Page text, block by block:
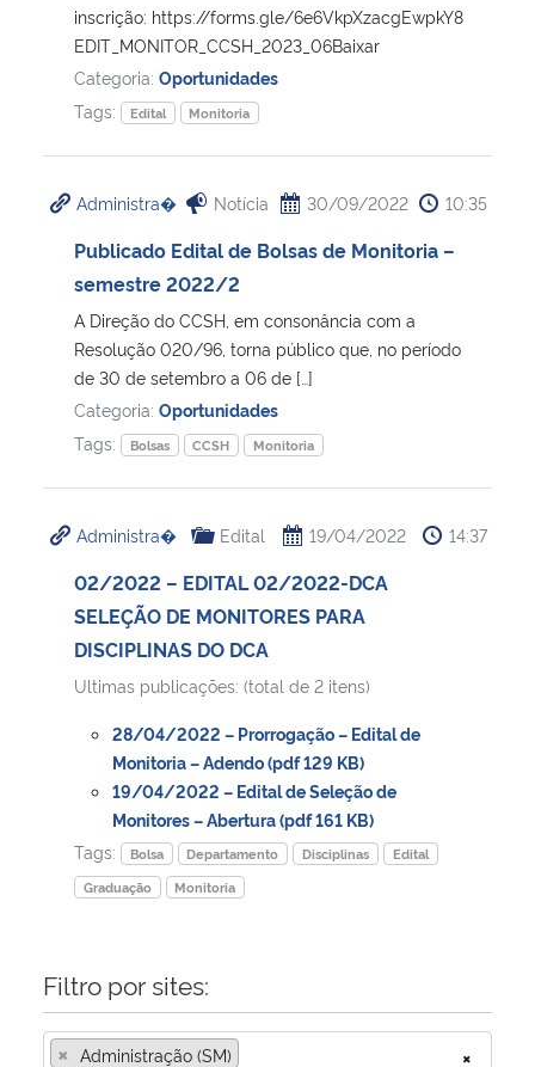
Secretaria-Geral
Secretaria de Governo
Advocacia-Geral da União
inscrição: https://forms.gle/6e6VkpXzacgEwpkY8
EDIT_MONITOR_CCSH_2023_06Baixar
Categoria: Oportunidades
Tags:
Edital Monitoria
Administra� Notícia 30/09/2022 10:35
Publicado Edital de Bolsas de Monitoria –
semestre 2022/2
A Direção do CCSH, em consonância com a
Resolução 020/96, torna público que, no período
de 30 de setembro a 06 de […]
Categoria: Oportunidades
Tags:
Bolsas CCSH Monitoria
Administra� Edital 19/04/2022 14:37
02/2022 – EDITAL 02/2022-DCA
SELEÇÃO DE MONITORES PARA
DISCIPLINAS DO DCA
Ultimas publicações: (total de 2 itens)
28/04/2022 – Prorrogação – Edital de
Monitoria – Adendo (pdf 129 KB)
19/04/2022 – Edital de Seleção de
Monitores – Abertura (pdf 161 KB)
Tags:
Bolsa Departamento Disciplinas
Edital
Graduação
Monitoria
Filtro por sites:
×
× Administração (SM)